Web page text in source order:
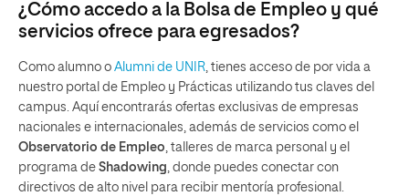
¿Cómo accedo a la Bolsa de Empleo y qué
servicios ofrece para egresados?
Como alumno o Alumni de UNIR, tienes acceso de por vida a
nuestro portal de Empleo y Prácticas utilizando tus claves del
campus. Aquí encontrarás ofertas exclusivas de empresas
nacionales e internacionales, además de servicios como el
Observatorio de Empleo, talleres de marca personal y el
programa de Shadowing, donde puedes conectar con
directivos de alto nivel para recibir mentoría profesional.